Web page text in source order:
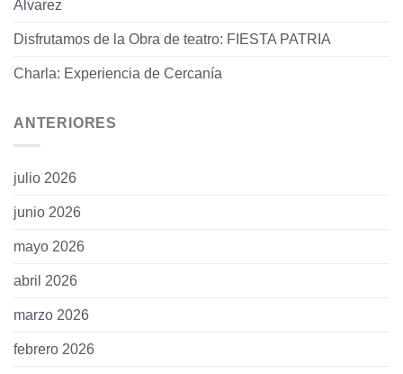
Álvarez
Disfrutamos de la Obra de teatro: FIESTA PATRIA
Charla: Experiencia de Cercanía
ANTERIORES
julio 2026
junio 2026
mayo 2026
abril 2026
marzo 2026
febrero 2026